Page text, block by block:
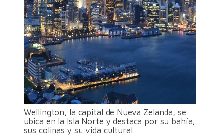
Wellington, la capital de Nueva Zelanda, se
ubica en la Isla Norte y destaca por su bahía,
sus colinas y su vida cultural.